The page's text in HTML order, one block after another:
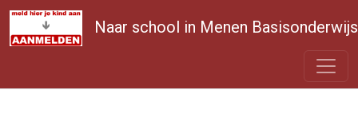
Naar school in Menen Basisonderwijs